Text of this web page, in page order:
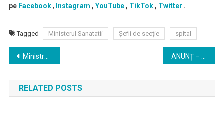
pe Facebook, Instagram , YouTube, TikTok, Twitter .
Tagged Ministerul Sanatatii Șefii de secție spital
Navigare
în
articole
Ministrul Sănătății, Alexandru Rogobete, a declarat că legislația va fi modificată astfel încât medicii angajați în spitalele publice să-și facă contractele cu Casa Națională de Asigurări de Sănătate prioritar în mediul public ANUNȚ – Privind serviciile medicale acordate de către furnizorii aflați în contract cu CAS
RELATED POSTS